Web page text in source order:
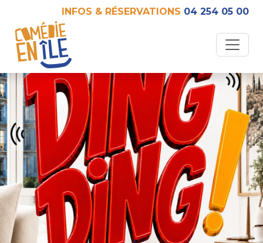
INFOS & RÉSERVATIONS 04 254 05 00